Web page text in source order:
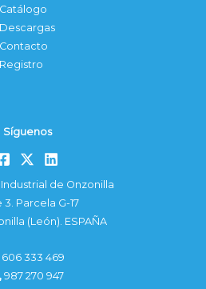
Catálogo
Descargas
Contacto
Registro
Síguenos
de Onzonilla
3. Parcela G-17
(León). ESPAÑA
333 469
987 270 947